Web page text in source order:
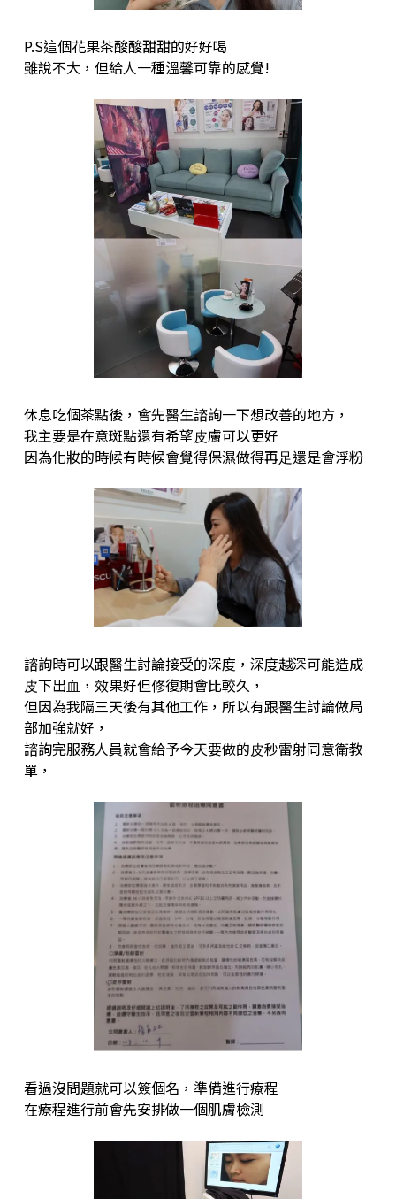
P.S這個花果茶酸酸甜甜的好好喝
雖說不⼤，但給⼈⼀種溫馨可靠的感覺!
休息吃個茶點後，會先醫⽣諮詢⼀下想改善的地⽅，
我主要是在意斑點還有希望⽪膚可以更好
因為化妝的時候有時候會覺得保濕做得再⾜還是會浮粉
諮詢時可以跟醫⽣討論接受的深度，深度越深可能造成
⽪下出⾎，效果好但修復期會比較久，
但因為我隔三天後有其他⼯作，所以有跟醫⽣討論做局
部加強就好，
諮詢完服務⼈員就會給予今天要做的⽪秒雷射同意衛教
單，
看過沒問題就可以簽個名，準備進⾏療程
在療程進⾏前會先安排做⼀個肌膚檢測